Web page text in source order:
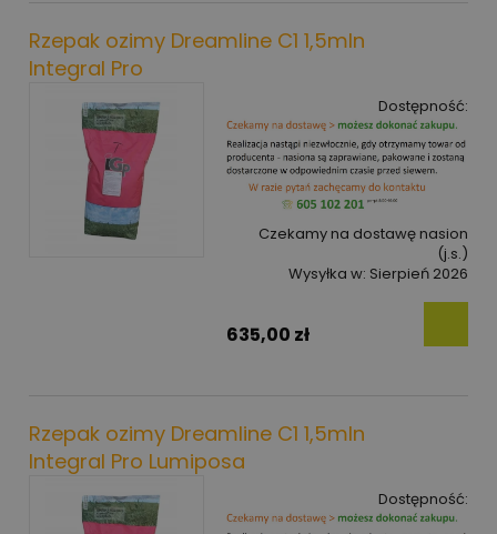
Rzepak ozimy Dreamline C1 1,5mln
Integral Pro
Dostępność:
Czekamy na dostawę nasion
(j.s.)
Wysyłka w: Sierpień 2026
635,00 zł
Rzepak ozimy Dreamline C1 1,5mln
Integral Pro Lumiposa
Dostępność: